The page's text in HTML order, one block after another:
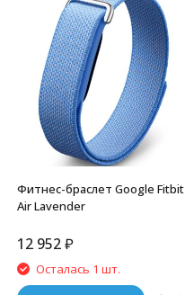
Фитнес-браслет Google Fitbit
Air Lavender
12 952₽
Осталась 1 шт.